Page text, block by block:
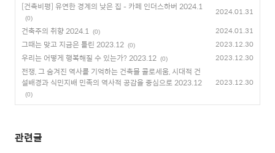
[건축비평] 유연한 경계의 낮은 집 – 카페 인더스하버 2024.1
(0)
2024.01.31
건축주의 취향 2024.1 (0) 2024.01.31
그때는 맞고 지금은 틀린 2023.12 (0) 2023.12.30
우리는 어떻게 행복해질 수 있는가? 2023.12 (0) 2023.12.30
전쟁, 그 숨겨진 역사를 기억하는 건축물 콜로세움, 시대적 건
설배경과 식민지배 민족의 역사적 공감을 중심으로 2023.12
(0)
2023.12.30
관련글